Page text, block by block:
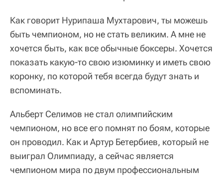
Как говорит Нурипаша Мухтарович, ты можешь
быть чемпионом, но не стать великим. А мне не
хочется быть, как все обычные боксеры. Хочется
показать какую-то свою изюминку и иметь свою
коронку, по которой тебя всегда будут знать и
вспоминать.
Альберт Селимов не стал олимпийским
чемпионом, но все его помнят по боям, которые
он проводил. Как и Артур Бетербиев, который не
выиграл Олимпиаду, а сейчас является
чемпионом мира по двум профессиональным